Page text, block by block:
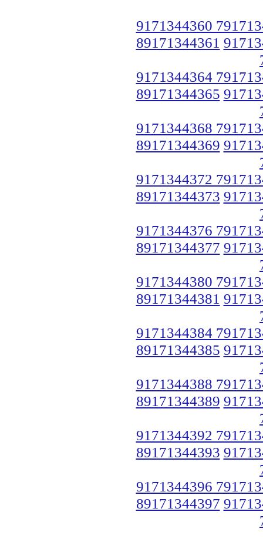
9171344360
89171344361
9171344364
89171344365
9171344368
89171344369
9171344372
89171344373
9171344376
89171344377
9171344380
89171344381
9171344384
89171344385
9171344388
89171344389
9171344392
89171344393
9171344396
89171344397